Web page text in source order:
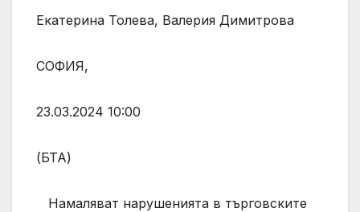
Екатерина Толева, Валерия Димитрова
СОФИЯ,
23.03.2024 10:00
(БТА)
Намаляват нарушенията в търговските